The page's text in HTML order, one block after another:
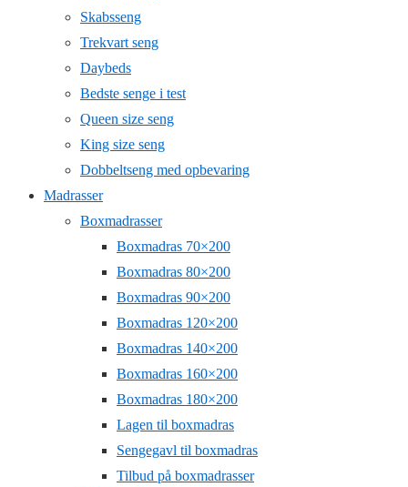
Skabsseng
Trekvart seng
Daybeds
Bedste senge i test
Queen size seng
King size seng
Dobbeltseng med opbevaring
Madrasser
Boxmadrasser
Boxmadras 70×200
Boxmadras 80×200
Boxmadras 90×200
Boxmadras 120×200
Boxmadras 140×200
Boxmadras 160×200
Boxmadras 180×200
Lagen til boxmadras
Sengegavl til boxmadras
Tilbud på boxmadrasser